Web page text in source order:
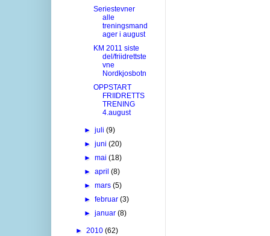
Seriestevner
alle
treningsmand
ager i august
KM 2011 siste
del/friidrettste
vne
Nordkjosbotn
OPPSTART
FRIIDRETTS
TRENING
4.august
►juli(9)
►juni(20)
►mai(18)
►april(8)
►mars(5)
►februar(3)
►januar(8)
► 2010 (62)